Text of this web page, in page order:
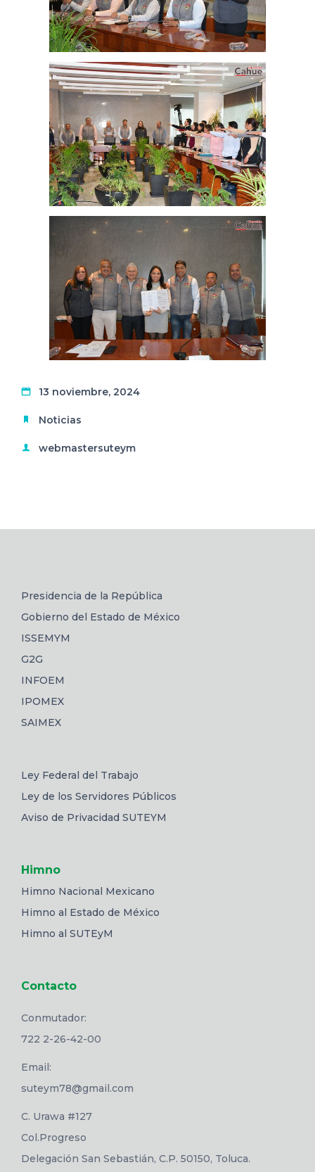
13 noviembre, 2024
Noticias
webmastersuteym
Presidencia de la República
Gobierno del Estado de México
ISSEMYM
G2G
INFOEM
IPOMEX
SAIMEX
Ley Federal del Trabajo
Ley de los Servidores Públicos
Aviso de Privacidad SUTEYM
Himno
Himno Nacional Mexicano
Himno al Estado de México
Himno al SUTEyM
Contacto
Conmutador:
722 2-26-42-00
Email:
suteym78@gmail.com
C. Urawa #127
Col.Progreso
Delegación San Sebastián, C.P. 50150, Toluca.